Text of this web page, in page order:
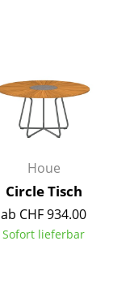
Houe
Circle Tisch
ab CHF 934.00
Sofort lieferbar